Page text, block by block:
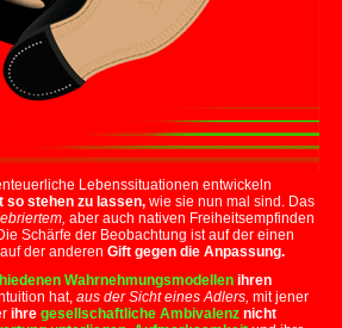
Lebenssituationen entwickeln
so stehen zu lassen, wie sie nun mal sind. Das
aber auch nativen Freiheitsempfinden
Schärfe der Beobachtung ist auf der einen
auf der anderen Gift gegen die Anpassung.
Wahrnehmungsmodellen ihren
hat, aus der Sicht eines Adlers, mit jener
ihre gesellschaftliche Ambivalenz nicht